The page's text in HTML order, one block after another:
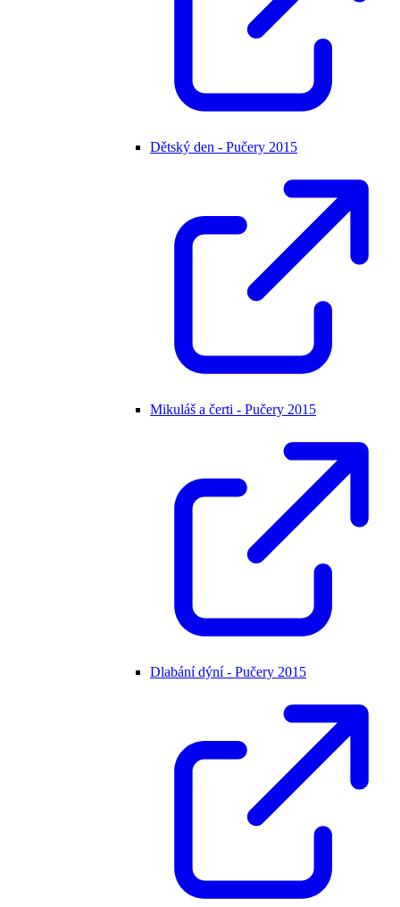
Dětský den - Pučery 2015
Mikuláš a čerti - Pučery 2015
Dlabání dýní - Pučery 2015